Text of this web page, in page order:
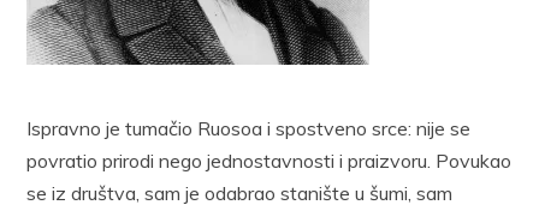
Ispravno je tumačio Ruosoa i spostveno srce: nije se
povratio prirodi nego jednostavnosti i praizvoru. Povukao
se iz društva, sam je odabrao stanište u šumi, sam